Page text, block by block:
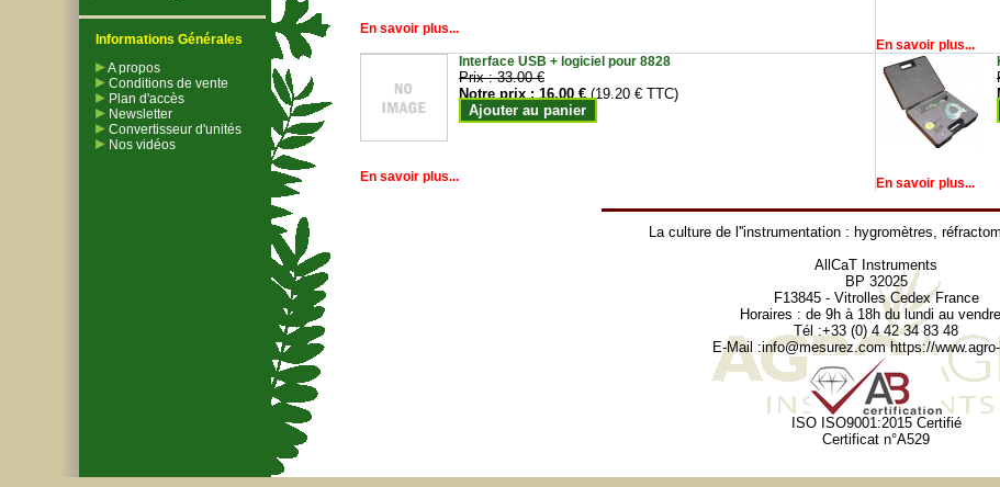
Informations Générales
A propos
Conditions de vente
Plan d'accès
Newsletter
Convertisseur d'unités
Nos vidéos
En savoir plus...
En savoir plus...
Interface USB + logiciel pour 8828
Prix :33.00 €
Notre prix :16.00 € (19.20 € TTC)
Ajouter au panier
En savoir plus... En savoir plus...
La culture de l''instrumentation : hygromètres,
AllCaT Instruments
BP 32025
F13845 - Vitrolles Cedex France
Horaires : de 9h à 18h du lundi au
Tél :+33 (0) 4 42 34 83 48
E-Mail :info@mesurez.com https://
ISO ISO9001:2015 Certifié
Certificat n°A529